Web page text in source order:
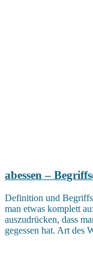
abessen –
Definition und
man etwas komplett
auszudrücken, dass
gegessen hat. Art des